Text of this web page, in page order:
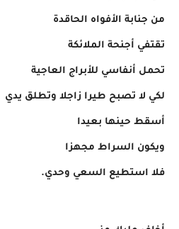
من جنابة الأفواه الحاقدة
تقتفي أجنحة الملائكة
تحمل أنفاسي للأبراج العاجية
لكي لا تصبح طيرا زاجلا وتطلق يدي
أسقط حينها بعيدا
ويكون السراط مجهزا
فلا استطيع السعي وحدي.